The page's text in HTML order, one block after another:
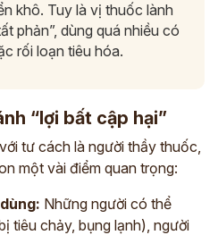
khô. Tuy là vị thuốc lành
phản”, dùng quá nhiều có
rối loạn tiêu hóa.
“lợi bất cập hại”
tư cách là người thầy thuốc,
một vài điểm quan trọng:
Những người có thể
tiêu chảy, bụng lạnh), người